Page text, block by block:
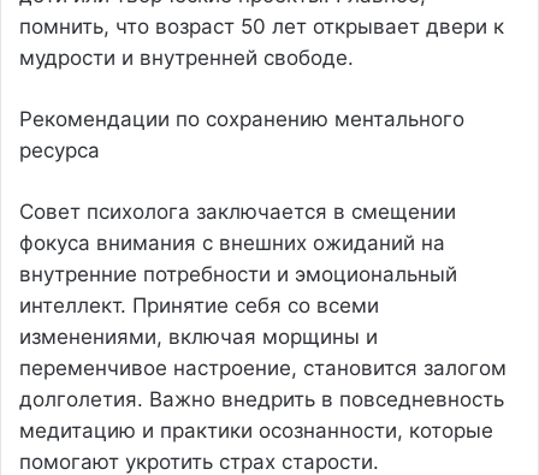
помнить, что возраст 50 лет открывает двери к
мудрости и внутренней свободе.
Рекомендации по сохранению ментального
ресурса
Совет психолога заключается в смещении
фокуса внимания с внешних ожиданий на
внутренние потребности и эмоциональный
интеллект. Принятие себя со всеми
изменениями, включая морщины и
переменчивое настроение, становится залогом
долголетия. Важно внедрить в повседневность
медитацию и практики осознанности, которые
помогают укротить страх старости.